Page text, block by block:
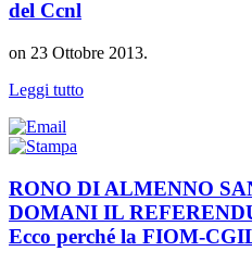
del Ccnl
on 23 Ottobre 2013.
Leggi tutto
RONO DI ALMENNO
DOMANI IL
Ecco perché la FIOM-